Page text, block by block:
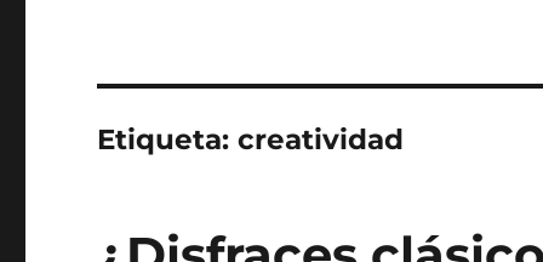
Etiqueta:creatividad